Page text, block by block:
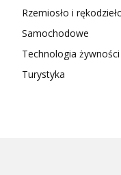
Rzemiosło i
Samochodowe
Technologia żywności
Turystyka